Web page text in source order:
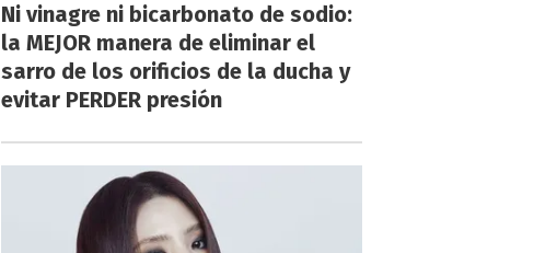
Ni vinagre ni bicarbonato de sodio:
la MEJOR manera de eliminar el
sarro de los orificios de la ducha y
evitar PERDER presión